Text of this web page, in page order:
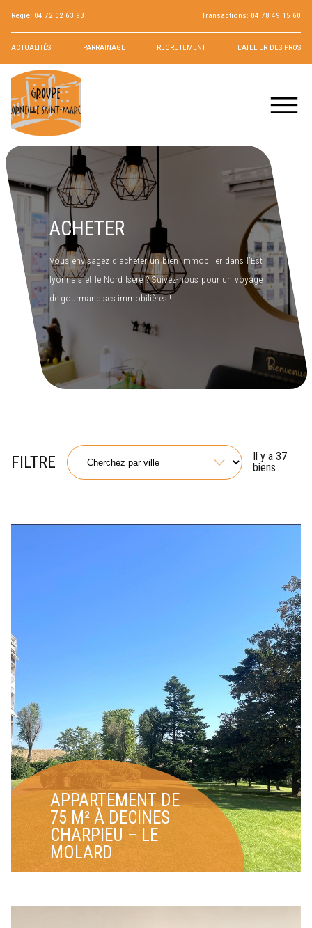
Regie: 04 72 02 63 93 Transactions: 04 78 49 15 60
ACTUALITÉS PARRAINAGE RECRUTEMENT L’ATELIER DES PROS
ACHETER
Vous envisagez d’acheter un bien immobilier dans l’Est
lyonnais et le Nord Isère ? Suivez-nous pour un voyage
de gourmandises immobilières !
FILTRE
Il y a 37
biens
APPARTEMENT DE
75 M² À DECINES
CHARPIEU – LE
MOLARD